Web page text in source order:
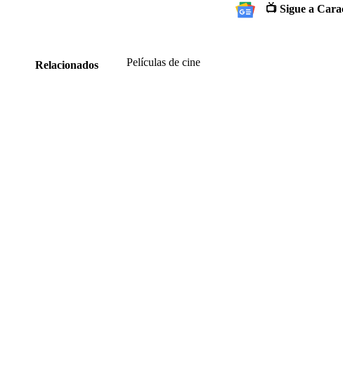
📺 Sigue a
Relacionados Películas de cine